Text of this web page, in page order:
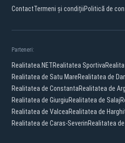
ContactTermeni și condițiiPolitică de
Parteneri:
Realitatea.NETRealitatea Sportiva
Realitatea de Satu MareRealitatea de
Realitatea de ConstantaRealitatea de
Realitatea de GiurgiuRealitatea de Salaj
Realitatea de ValceaRealitatea de
Realitatea de Caras-SeverinRealitatea